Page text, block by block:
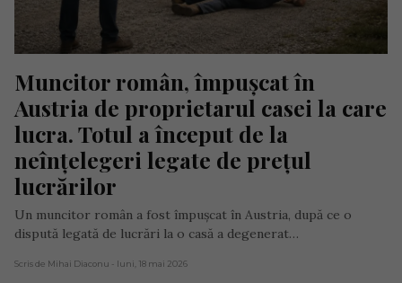
Muncitor român, împușcat în
Austria de proprietarul casei la care
lucra. Totul a început de la
neînțelegeri legate de prețul
lucrărilor
Un muncitor român a fost împușcat în Austria, după ce o
dispută legată de lucrări la o casă a degenerat…
Scris de Mihai Diaconu - luni, 18 mai 2026